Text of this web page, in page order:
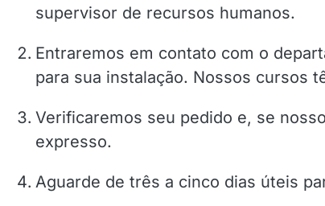
supervisor de recursos humanos.
Entraremos em contato com o
para sua instalação. Nossos cursos
Verificaremos seu pedido e, se
expresso.
Aguarde de três a cinco dias úteis